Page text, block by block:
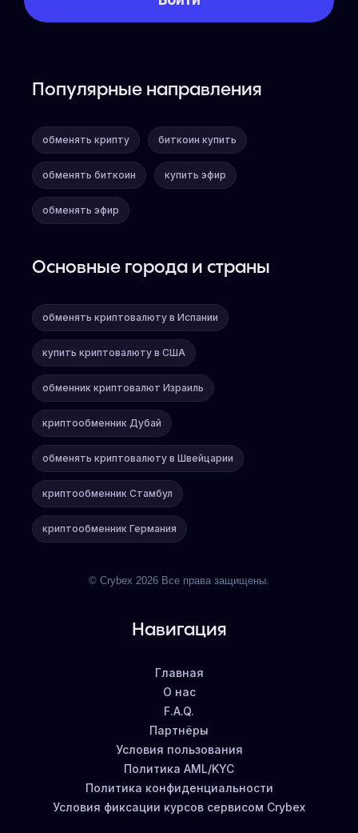
Популярные направления
обменять крипту биткоин купить
обменять биткоин купить эфир
обменять эфир
Основные города и страны
обменять криптовалюту в Испании
купить криптовалюту в США
обменник криптовалют Израиль
криптообменник Дубай
обменять криптовалюту в Швейцарии
криптообменник Стамбул
криптообменник Германия
© Crybex 2026 Все права защищены.
Навигация
Главная
О нас
F.A.Q.
Партнёры
Условия пользования
Политика AML/KYC
Политика конфиденциальности
Условия фиксации курсов сервисом Crybex